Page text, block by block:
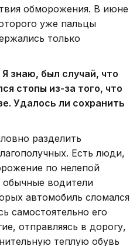
обморожения. В июне
уже пальцы
только
знаю, был случай, что
стопы из-за того, что
Удалось ли сохранить
разделить
Есть люди,
по нелепой
обычные водители
автомобиль сломался
самостоятельно его
отправляясь в дорогу,
теплую обувь